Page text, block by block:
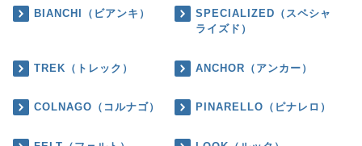
BIANCHI（ビアンキ）
SPECIALIZED（スペシャ
ライズド）
TREK（トレック） ANCHOR（アンカー）
COLNAGO（コルナゴ） PINARELLO（ピナレロ）